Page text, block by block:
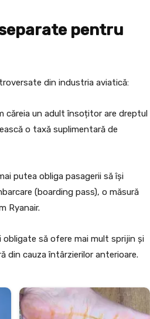
pentru
din industria aviatică:
căreia un adult însoțitor are dreptul
o taxă suplimentară de
putea obliga pasagerii să își
(boarding pass), o măsură
Ryanair.
obligate să ofere mai mult sprijin și
din cauza întârzierilor anterioare.